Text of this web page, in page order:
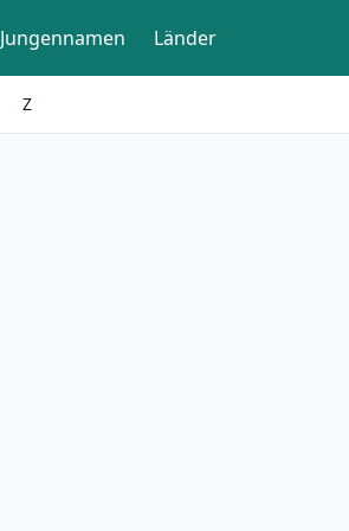
Jungennamen Länder
Z